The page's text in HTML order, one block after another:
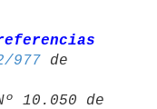
977 de
10.050 de